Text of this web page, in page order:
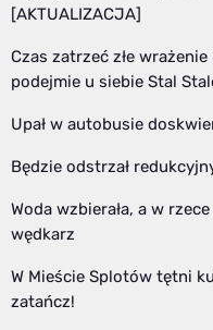
[AKTUALIZACJA]
Czas zatrzeć złe
podejmie u siebie Stal
Upał w autobusie
Będzie odstrzał
Woda wzbierała, a w
wędkarz
W Mieście Splotów tętni
zatańcz!